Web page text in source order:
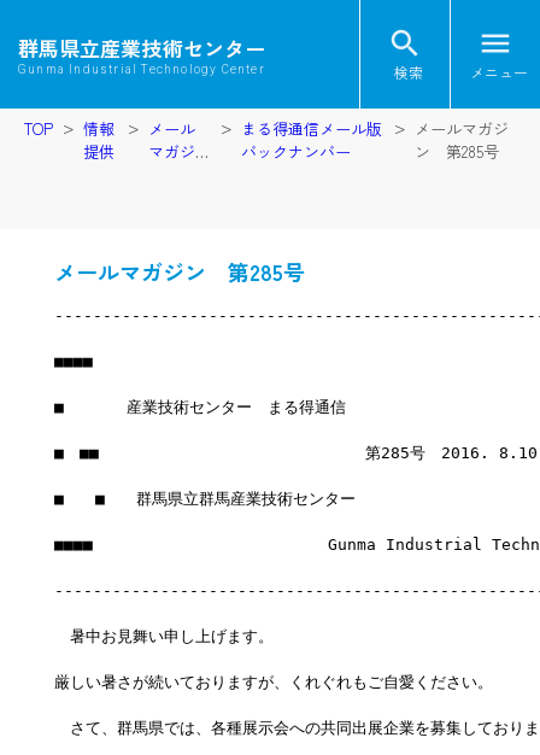
群馬県立産業技術センター
Gunma Industrial Technology Center
search
検索
menu
メニュー
TOP
情報
提供
メール
マガジ
まる得通信メール版
バックナンバー
メールマガジ
ン 第285号
メールマガジン 第285号
■■■■
■　　　　産業技術センター　まる得通信
■　■■　　　　　　　　　　　　　　　　　第285号　2016. 8.10
■　　■　　群馬県立群馬産業技術センター
■■■■　　　　　　　　　　　　　　　Gunma Industrial
暑中お見舞い申し上げます。
厳しい暑さが続いておりますが、くれぐれもご自愛ください。
さて、群馬県では、各種展示会への共同出展企業を募集しており